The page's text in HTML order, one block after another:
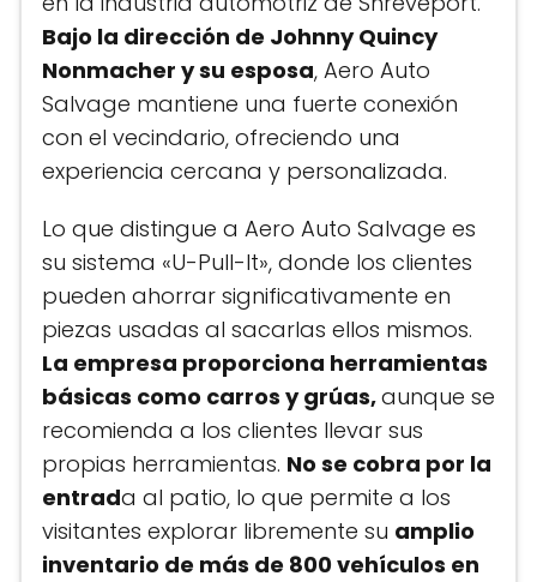
Bajo la dirección de Johnny Quincy
Nonmacher y su esposa, Aero Auto
Salvage mantiene una fuerte conexión
con el vecindario, ofreciendo una
experiencia cercana y personalizada.
Lo que distingue a Aero Auto Salvage es
su sistema «U-Pull-It», donde los clientes
pueden ahorrar significativamente en
piezas usadas al sacarlas ellos mismos.
La empresa proporciona herramientas
básicas como carros y grúas,aunque se
recomienda a los clientes llevar sus
propias herramientas. No se cobra por la
entrada al patio, lo que permite a los
visitantes explorar libremente su amplio
inventario de más de 800 vehículos en